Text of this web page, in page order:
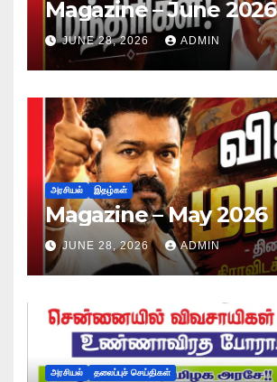
Magazine – June 2026
JUNE 28, 2026 ADMIN
அரசியல் இதழ்கள்
Magazine – May 2026
JUNE 28, 2026 ADMIN
அரசியல் தலைப்புச் செய்திகள்